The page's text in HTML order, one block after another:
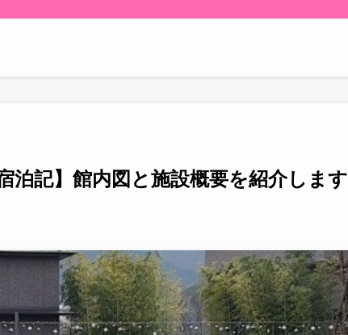
泊記】館内図と施設概要を紹介します